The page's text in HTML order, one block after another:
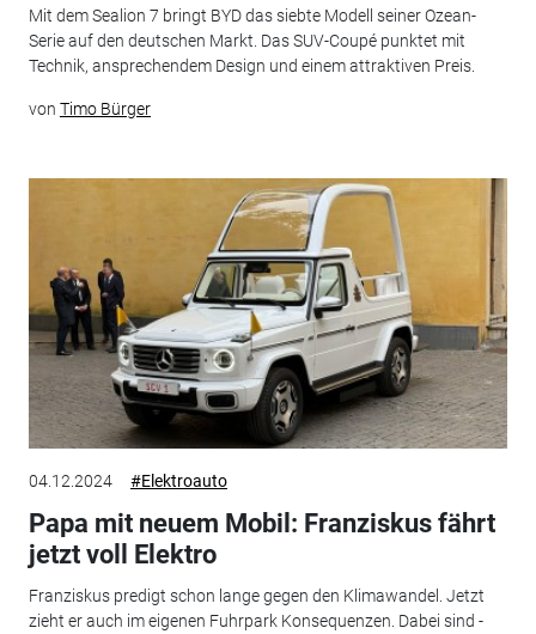
Mit dem Sealion 7 bringt BYD das siebte Modell seiner Ozean-
Serie auf den deutschen Markt. Das SUV-Coupé punktet mit
Technik, ansprechendem Design und einem attraktiven Preis.
von Timo Bürger
04.12.2024 #Elektroauto
Papa mit neuem Mobil: Franziskus fährt
jetzt voll Elektro
Franziskus predigt schon lange gegen den Klimawandel. Jetzt
zieht er auch im eigenen Fuhrpark Konsequenzen. Dabei sind -